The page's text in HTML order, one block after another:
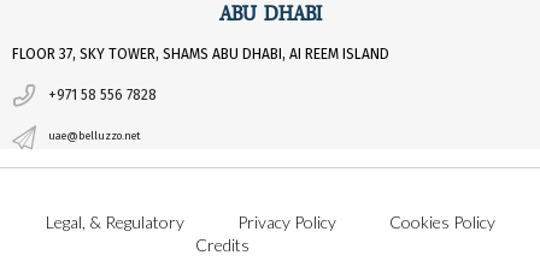
ABU DHABI
FLOOR 37, SKY TOWER, SHAMS ABU DHABI, AI REEM ISLAND
+971 58 556 7828
uae@belluzzo.net
Legal, & Regulatory Privacy Policy
Cookies Policy
Credits